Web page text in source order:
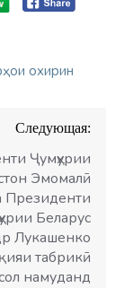
охирин
Следующая:
Ҷумҳурии
Эмомалӣ
Президенти
Беларус
Лукашенко
табрикӣ
намуданд